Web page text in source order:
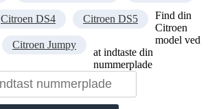
Citroen DS4 Citroen DS5
Citroen Jumpy
Find din
Citroen
model ved
at indtaste din
nummerplade